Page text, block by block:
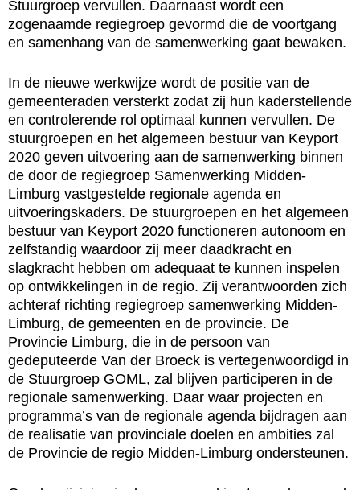
Stuurgroep vervullen. Daarnaast wordt een
zogenaamde regiegroep gevormd die de voortgang
en samenhang van de samenwerking gaat bewaken.
In de nieuwe werkwijze wordt de positie van de
gemeenteraden versterkt zodat zij hun kaderstellende
en controlerende rol optimaal kunnen vervullen. De
stuurgroepen en het algemeen bestuur van Keyport
2020 geven uitvoering aan de samenwerking binnen
de door de regiegroep Samenwerking Midden-
Limburg vastgestelde regionale agenda en
uitvoeringskaders. De stuurgroepen en het algemeen
bestuur van Keyport 2020 functioneren autonoom en
zelfstandig waardoor zij meer daadkracht en
slagkracht hebben om adequaat te kunnen inspelen
op ontwikkelingen in de regio. Zij verantwoorden zich
achteraf richting regiegroep samenwerking Midden-
Limburg, de gemeenten en de provincie. De
Provincie Limburg, die in de persoon van
gedeputeerde Van der Broeck is vertegenwoordigd in
de Stuurgroep GOML, zal blijven participeren in de
regionale samenwerking. Daar waar projecten en
programma’s van de regionale agenda bijdragen aan
de realisatie van provinciale doelen en ambities zal
de Provincie de regio Midden-Limburg ondersteunen.